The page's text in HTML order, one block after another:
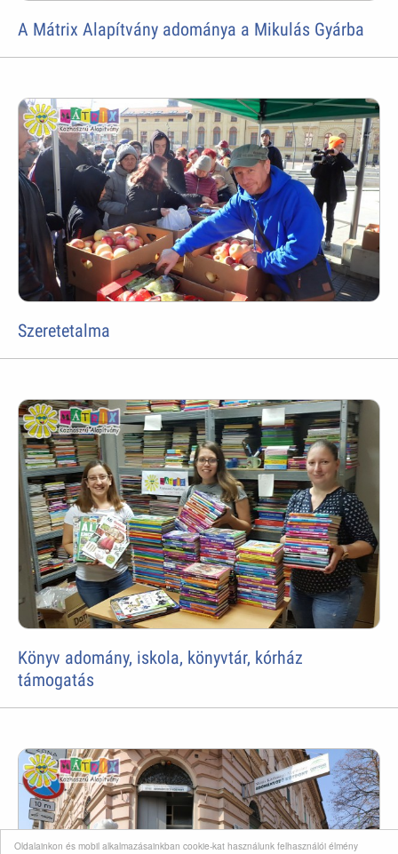
Oldalainkon és mobil alkalmazásainkban cookie-kat használunk felhasználói élmény
A Mátrix Alapítvány adománya a Mikulás Gyárba
Szeretetalma
Könyv adomány, iskola, könyvtár, kórház
támogatás